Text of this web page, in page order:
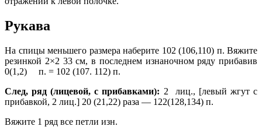
Рукава
На спицы меньшего размера наберите 102 (106,110) п. Вяжите
резинкой 2×2 33 см, в последнем изнаночном ряду прибавив
0(1,2) п. = 102 (107. 112) п.
След, ряд (лицевой, с прибавками): 2 лиц., [левый жгут с
прибавкой, 2 лиц.] 20 (21,22) раза — 122(128,134) п.
Вяжите 1 ряд все петли изн.